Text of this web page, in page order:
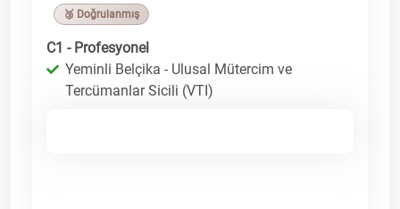
🥉 Doğrulanmış
C1 - Profesyonel
Yeminli Belçika - Ulusal Mütercim ve
Tercümanlar Sicili (VTI)